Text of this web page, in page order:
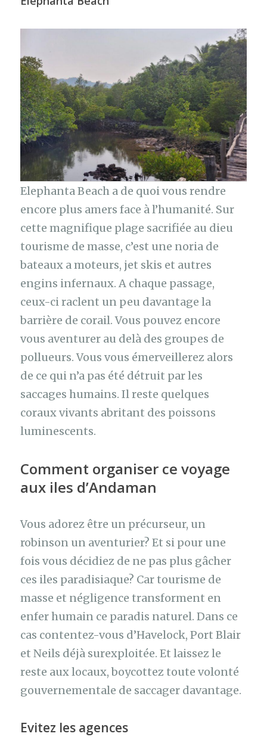
Elephanta Beach a de quoi vous rendre
encore plus amers face à l’humanité. Sur
cette magnifique plage sacrifiée au dieu
tourisme de masse, c’est une noria de
bateaux a moteurs, jet skis et autres
engins infernaux. A chaque passage,
ceux-ci raclent un peu davantage la
barrière de corail. Vous pouvez encore
vous aventurer au delà des groupes de
pollueurs. Vous vous émerveillerez alors
de ce qui n’a pas été détruit par les
saccages humains. Il reste quelques
coraux vivants abritant des poissons
luminescents.
Comment organiser ce voyage
aux iles d’Andaman
Vous adorez être un précurseur, un
robinson un aventurier? Et si pour une
fois vous décidiez de ne pas plus gâcher
ces iles paradisiaque? Car tourisme de
masse et négligence transforment en
enfer humain ce paradis naturel. Dans ce
cas contentez-vous d’Havelock, Port Blair
et Neils déjà surexploitée. Et laissez le
reste aux locaux, boycottez toute volonté
gouvernementale de saccager davantage.
Evitez les agences